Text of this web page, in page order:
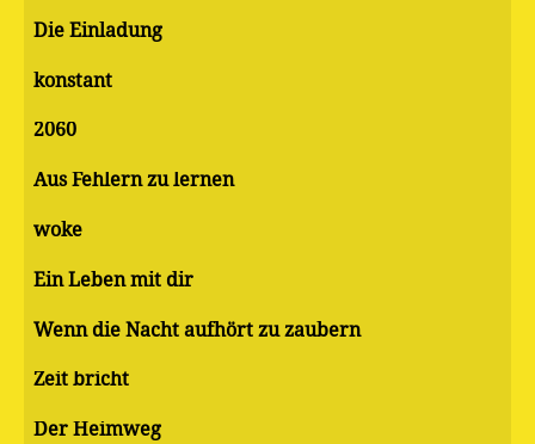
Die Einladung
konstant
2060
Aus Fehlern zu lernen
woke
Ein Leben mit dir
Wenn die Nacht aufhört zu zaubern
Zeit bricht
Der Heimweg